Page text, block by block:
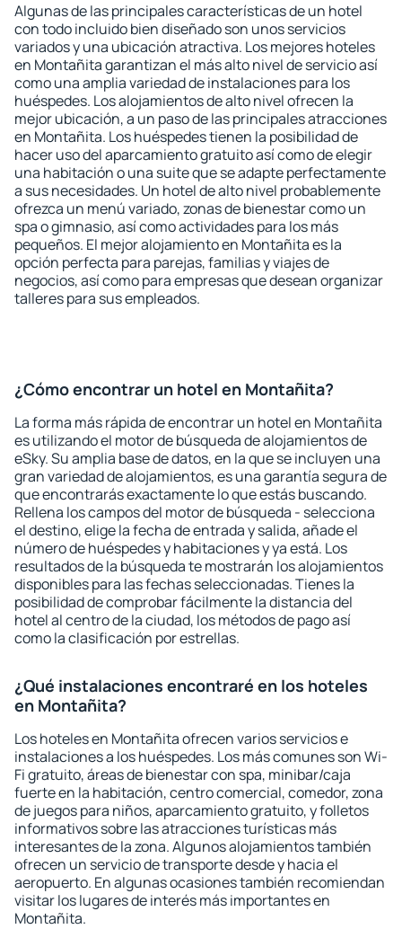
Algunas de las principales características de un hotel
con todo incluido bien diseñado son unos servicios
variados y una ubicación atractiva. Los mejores hoteles
en Montañita garantizan el más alto nivel de servicio así
como una amplia variedad de instalaciones para los
huéspedes. Los alojamientos de alto nivel ofrecen la
mejor ubicación, a un paso de las principales atracciones
en Montañita. Los huéspedes tienen la posibilidad de
hacer uso del aparcamiento gratuito así como de elegir
una habitación o una suite que se adapte perfectamente
a sus necesidades. Un hotel de alto nivel probablemente
ofrezca un menú variado, zonas de bienestar como un
spa o gimnasio, así como actividades para los más
pequeños. El mejor alojamiento en Montañita es la
opción perfecta para parejas, familias y viajes de
negocios, así como para empresas que desean organizar
talleres para sus empleados.
¿Cómo encontrar un hotel en Montañita?
La forma más rápida de encontrar un hotel en Montañita
es utilizando el motor de búsqueda de alojamientos de
eSky. Su amplia base de datos, en la que se incluyen una
gran variedad de alojamientos, es una garantía segura de
que encontrarás exactamente lo que estás buscando.
Rellena los campos del motor de búsqueda - selecciona
el destino, elige la fecha de entrada y salida, añade el
número de huéspedes y habitaciones y ya está. Los
resultados de la búsqueda te mostrarán los alojamientos
disponibles para las fechas seleccionadas. Tienes la
posibilidad de comprobar fácilmente la distancia del
hotel al centro de la ciudad, los métodos de pago así
como la clasificación por estrellas.
¿Qué instalaciones encontraré en los hoteles
en Montañita?
Los hoteles en Montañita ofrecen varios servicios e
instalaciones a los huéspedes. Los más comunes son Wi-
Fi gratuito, áreas de bienestar con spa, minibar/caja
fuerte en la habitación, centro comercial, comedor, zona
de juegos para niños, aparcamiento gratuito, y folletos
informativos sobre las atracciones turísticas más
interesantes de la zona. Algunos alojamientos también
ofrecen un servicio de transporte desde y hacia el
aeropuerto. En algunas ocasiones también recomiendan
visitar los lugares de interés más importantes en
Montañita.